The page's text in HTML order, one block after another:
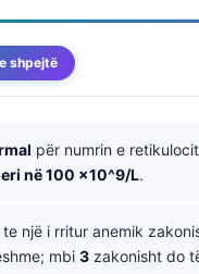
shpejtë
për numrin e
në 100 ×10^9/L.
te një i rritur anemik
mbi 3 zakonisht do